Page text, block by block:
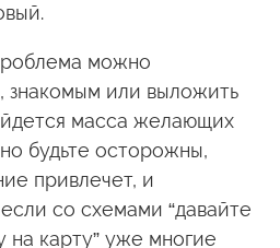
можно
знакомым или выложить
масса желающих
будьте осторожны,
привлечет, и
со схемами “давайте
на карту” уже многие